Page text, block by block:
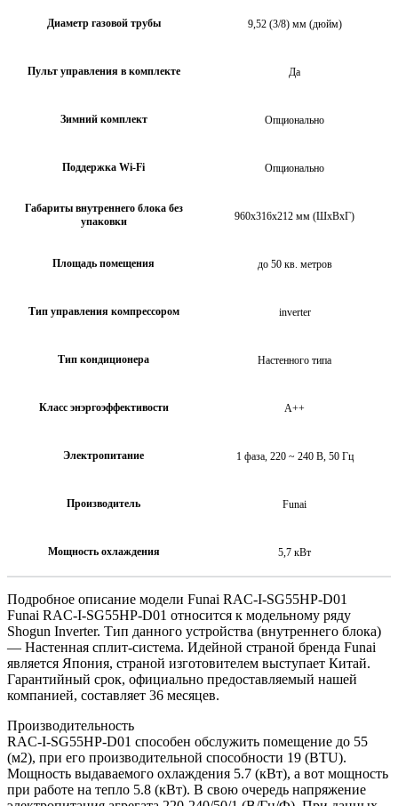
Диаметр газовой трубы 9,52 (3/8) мм (дюйм)
Пульт управления в комплекте Да
Зимний комплект Опционально
Поддержка Wi-Fi Опционально
Габариты внутреннего блока без
упаковки
960х316х212 мм (ШхВхГ)
Площадь помещения до 50 кв. метров
Тип управления компрессором inverter
Тип кондиционера Настенного типа
Класс энэргоэффективости A++
Электропитание 1 фаза, 220 ~ 240 В, 50 Гц
Производитель Funai
Мощность охлаждения 5,7 кВт
Подробное описание модели Funai RAC-I-SG55HP-D01
Funai RAC-I-SG55HP-D01 относится к модельному ряду
Shogun Inverter. Тип данного устройства (внутреннего блока)
— Настенная сплит-система. Идейной страной бренда Funai
является Япония, страной изготовителем выступает Китай.
Гарантийный срок, официально предоставляемый нашей
компанией, составляет 36 месяцев.
Производительность
RAC-I-SG55HP-D01 способен обслужить помещение до 55
(м2), при его производительной способности 19 (BTU).
Мощность выдаваемого охлаждения 5.7 (кВт), а вот мощность
при работе на тепло 5.8 (кВт). В свою очередь напряжение